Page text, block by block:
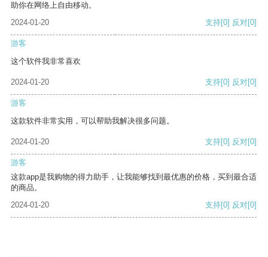
助你在网络上自由移动。
2024-01-20
支持[0] 反对[0]
游客
这个软件我非常喜欢
2024-01-20 支持[0] 反对[0]
游客
这款软件非常实用，可以帮助我解决很多问题。
2024-01-20 支持[0] 反对[0]
游客
这款app是我购物的得力助手，让我能够找到最优惠的价格，买到最合适
的商品。
2024-01-20
支持[0] 反对[0]